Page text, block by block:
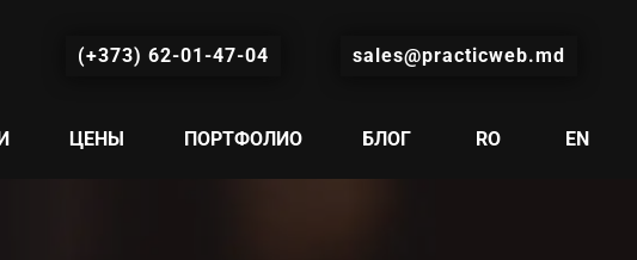
sales@practicweb.md
(+373) 62-01-47-04
ЦЕНЫ ПОРТФОЛИО БЛОГ RO EN